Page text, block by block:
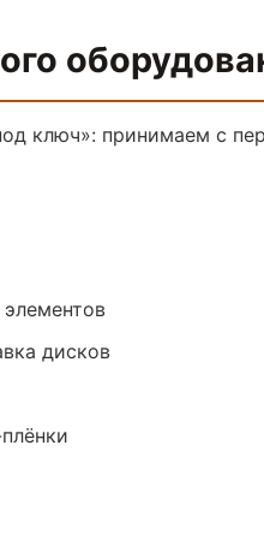
ключ»: принимаем с
дисков